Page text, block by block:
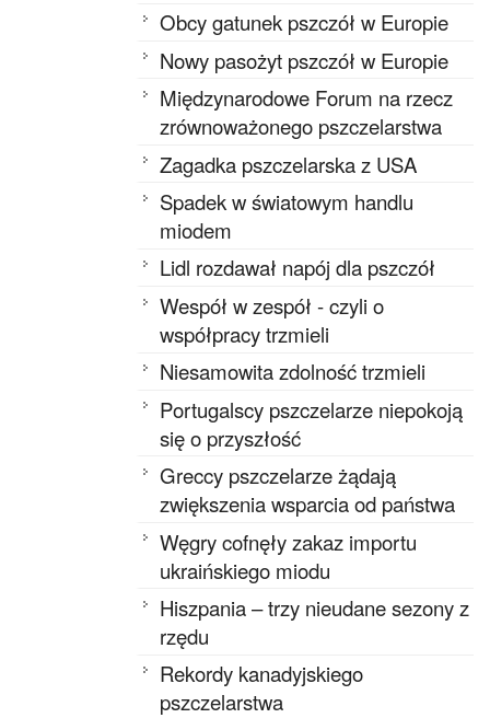
Obcy gatunek pszczół w Europie
Nowy pasożyt pszczół w Europie
Międzynarodowe Forum na rzecz
zrównoważonego pszczelarstwa
Zagadka pszczelarska z USA
Spadek w światowym handlu
miodem
Lidl rozdawał napój dla pszczół
Wespół w zespół - czyli o
współpracy trzmieli
Niesamowita zdolność trzmieli
Portugalscy pszczelarze niepokoją
się o przyszłość
Greccy pszczelarze żądają
zwiększenia wsparcia od państwa
Węgry cofnęły zakaz importu
ukraińskiego miodu
Hiszpania – trzy nieudane sezony z
rzędu
Rekordy kanadyjskiego
pszczelarstwa